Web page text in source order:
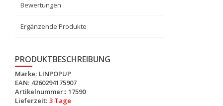
Bewertungen
Ergänzende Produkte
PRODUKTBESCHREIBUNG
Marke: LINPOPUP
EAN: 4260294175907
Artikelnummer:: 17590
Lieferzeit: 3 Tage